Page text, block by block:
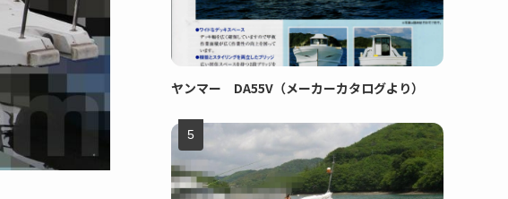
ヤンマー DA55V（メーカーカタログより）